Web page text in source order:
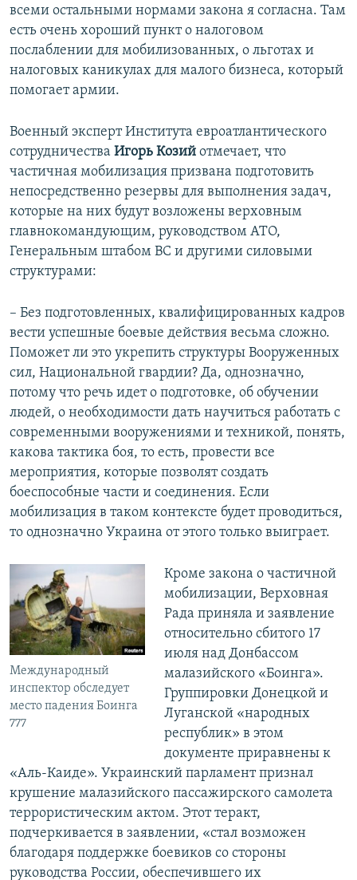
всеми остальными нормами закона я согласна. Там
есть очень хороший пункт о налоговом
послаблении для мобилизованных, о льготах и
налоговых каникулах для малого бизнеса, который
помогает армии.
Военный эксперт Института евроатлантического
сотрудничества Игорь Козий отмечает, что
частичная мобилизация призвана подготовить
непосредственно резервы для выполнения задач,
которые на них будут возложены верховным
главнокомандующим, руководством АТО,
Генеральным штабом ВС и другими силовыми
структурами:
– Без подготовленных, квалифицированных кадров
вести успешные боевые действия весьма сложно.
Поможет ли это укрепить структуры Вооруженных
сил, Национальной гвардии? Да, однозначно,
потому что речь идет о подготовке, об обучении
людей, о необходимости дать научиться работать с
современными вооружениями и техникой, понять,
какова тактика боя, то есть, провести все
мероприятия, которые позволят создать
боеспособные части и соединения. Если
мобилизация в таком контексте будет проводиться,
то однозначно Украина от этого только выиграет.
Международный
инспектор обследует
место падения Боинга
777
Кроме закона о частичной
мобилизации, Верховная
Рада приняла и заявление
относительно сбитого 17
июля над Донбассом
малазийского «Боинга».
Группировки Донецкой и
Луганской «народных
республик» в этом
документе приравнены к
«Аль-Каиде». Украинский парламент признал
крушение малазийского пассажирского самолета
террористическим актом. Этот теракт,
подчеркивается в заявлении, «стал возможен
благодаря поддержке боевиков со стороны
руководства России, обеспечившего их